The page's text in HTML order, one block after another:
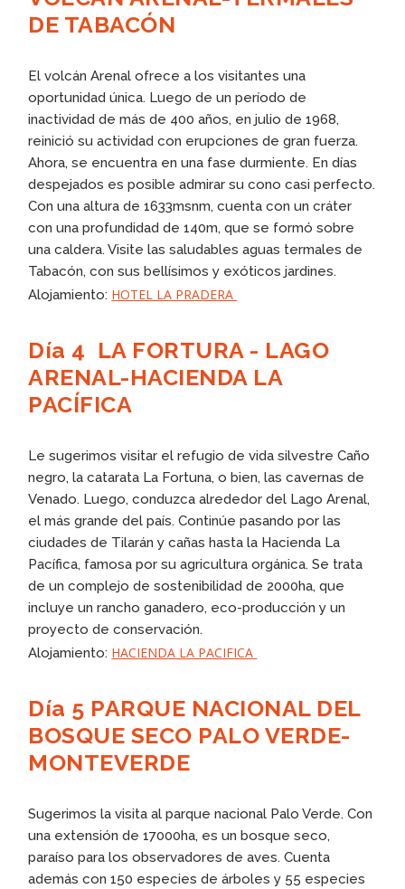
DE TABACÓN
El volcán Arenal ofrece a los visitantes una
oportunidad única. Luego de un período de
inactividad de más de 400 años, en julio de 1968,
reinició su actividad con erupciones de gran fuerza.
Ahora, se encuentra en una fase durmiente. En días
despejados es posible admirar su cono casi perfecto.
Con una altura de 1633msnm, cuenta con un cráter
con una profundidad de 140m, que se formó sobre
una caldera. Visite las saludables aguas termales de
Tabacón, con sus bellísimos y exóticos jardines.
Alojamiento: HOTEL LA PRADERA
Día 4 LA FORTURA - LAGO
ARENAL-HACIENDA LA
PACÍFICA
Le sugerimos visitar el refugio de vida silvestre Caño
negro, la catarata La Fortuna, o bien, las cavernas de
Venado. Luego, conduzca alrededor del Lago Arenal,
el más grande del país. Continúe pasando por las
ciudades de Tilarán y cañas hasta la Hacienda La
Pacífica, famosa por su agricultura orgánica. Se trata
de un complejo de sostenibilidad de 2000ha, que
incluye un rancho ganadero, eco-producción y un
proyecto de conservación.
Alojamiento: HACIENDA LA PACIFICA
Día 5 PARQUE NACIONAL DEL
BOSQUE SECO PALO VERDE-
MONTEVERDE
Sugerimos la visita al parque nacional Palo Verde. Con
una extensión de 17000ha, es un bosque seco,
paraíso para los observadores de aves. Cuenta
además con 150 especies de árboles y 55 especies